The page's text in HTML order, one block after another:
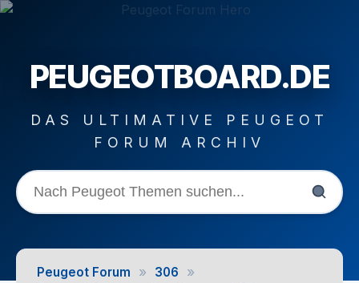
PEUGEOTBOARD.DE
DAS ULTIMATIVE PEUGEOT
FORUM ARCHIV
Peugeot Forum » 306 »